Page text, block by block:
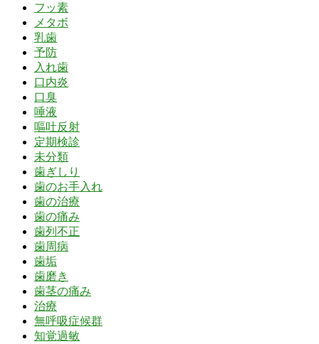
フッ素
メタボ
乳歯
予防
入れ歯
口内炎
口臭
唾液
嘔吐反射
定期検診
未分類
歯ぎしり
歯のお手入れ
歯の治療
歯の痛み
歯列不正
歯周病
歯垢
歯磨き
歯茎の痛み
治療
無呼吸症候群
知覚過敏